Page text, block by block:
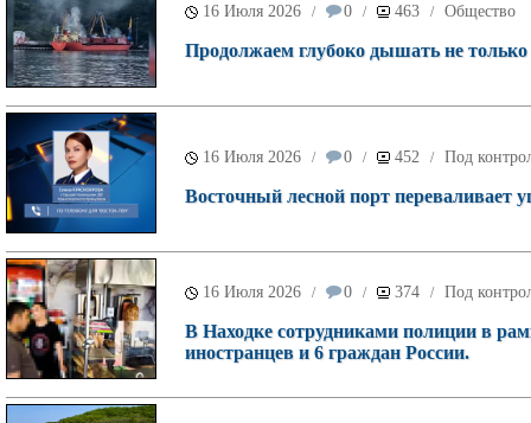
16 Июля 2026 / 0 / 463 / Общество
Продолжаем глубоко дышать не
16 Июля 2026 / 0 / 452 / Под
Восточный лесной порт переваливает
16 Июля 2026 / 0 / 374 / Под
В Находке сотрудниками полиции в
иностранцев и 6 граждан России.